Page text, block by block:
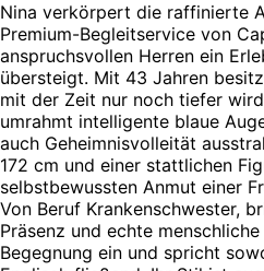
Nina verkörpert die raffinierte
Premium-Begleitservice von
anspruchsvollen Herren ein
übersteigt. Mit 43 Jahren
mit der Zeit nur noch tiefer
umrahmt intelligente blaue
auch Geheimnisvolleität
172 cm und einer stattlichen
selbstbewussten Anmut einer
Von Beruf Krankenschwester,
Präsenz und echte
Begegnung ein und spricht